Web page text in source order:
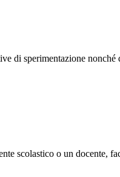
di sperimentazione nonché
scolastico o un docente,